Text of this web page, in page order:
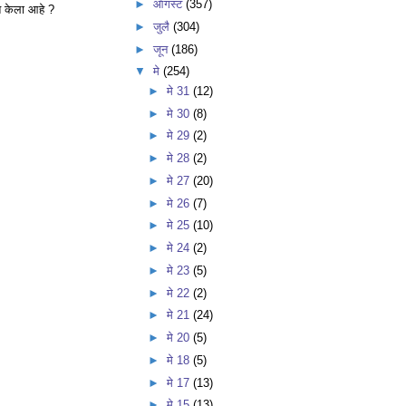
केला आहे ? ► ऑगस्ट (357)
► जुलै (304)
► जून (186)
▼ मे (254)
►मे 31(12)
►मे 30(8)
►मे 29(2)
►मे 28(2)
►मे 27(20)
►मे 26(7)
►मे 25(10)
►मे 24(2)
►मे 23(5)
►मे 22(2)
►मे 21(24)
►मे 20(5)
►मे 18(5)
►मे 17(13)